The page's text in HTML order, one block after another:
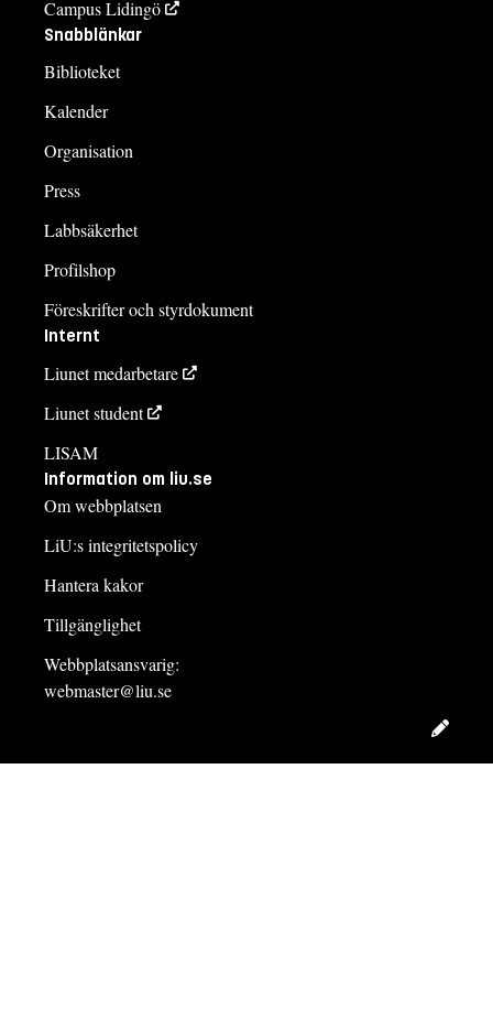
Campus Lidingö
Snabblänkar
Biblioteket
Kalender
Organisation
Press
Labbsäkerhet
Profilshop
Föreskrifter och styrdokument
Internt
Liunet medarbetare
Liunet student
LISAM
Information om liu.se
Om webbplatsen
LiU:s integritetspolicy
Hantera kakor
Tillgänglighet
Webbplatsansvarig:
webmaster@liu.se